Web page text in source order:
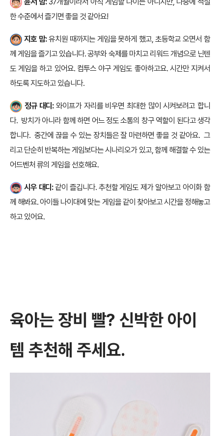
한 수준에서 즐기면 좋을 것 같아요!
지호 맘:유치원 때까지는 게임을 못하게 했고, 초등학교 오면서 함
께 게임을 즐기고 있습니다. 공부와 숙제를 마치고 리워드 개념으로 닌텐
도 게임을 하고 있어요. 컴투스 야구 게임도 좋아하고요. 시간만 지켜서
하도록 지도하고 있습니다.
정규 대디:와이프가 자리를 비우면 최대한 많이 시켜보려고 합니
다. 방치가 아니라 함께 하면 어느 정도 소통의 창구 역할이 된다고 생각
합니다. 중간에 끊을 수 있는 장치들은 잘 마련하면 좋을 것 같아요. 그
리고 단순히 반복하는 게임보다는 시나리오가 있고, 함께 해결할 수 있는
어드벤처 류의 게임을 선호해요.
시우 대디:같이 즐깁니다. 추천할 게임도 제가 알아보고 아이화 함
께 해봐요. 아이들 나이대에 맞는 게임을 같이 찾아보고 시간을 정해놓고
하고 있어요.
육아는 장비 빨? 신박한 아이
템 추천해 주세요.